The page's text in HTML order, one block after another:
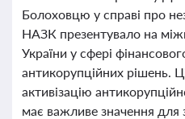
Болоховцю у справі про
НАЗК презентувало на
України у сфері
антикорупційних рішень.
активізацію
має важливе значення для